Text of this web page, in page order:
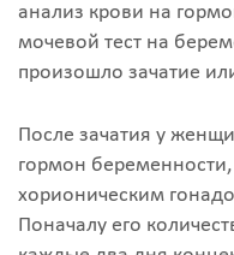
анализ крови на
мочевой тест на
произошло зачатие
После зачатия у
гормон
хорионическим
Поначалу его